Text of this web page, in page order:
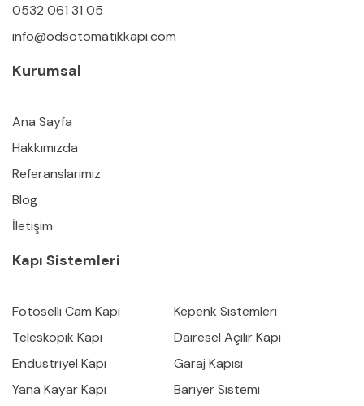
0532 061 31 05
info@odsotomatikkapi.com
Kurumsal
Ana Sayfa
Hakkımızda
Referanslarımız
Blog
İletişim
Kapı Sistemleri
Fotoselli Cam Kapı
Teleskopik Kapı
Endustriyel Kapı
Yana Kayar Kapı
Kepenk Sistemleri
Dairesel Açılır Kapı
Garaj Kapısı
Bariyer Sistemi